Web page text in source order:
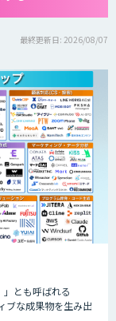
最終更新日: 2026/08/07
」とも呼ばれる
ブな成果物を生み出